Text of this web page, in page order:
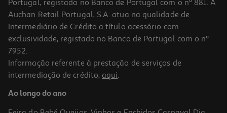
Portugal, registado no Banco de Portugal com o nº 881. A
Auchan Retail Portugal, S.A. atua na qualidade de
Intermediário de Crédito a título acessório com
exclusividade, registado no Banco de Portugal com o nº
7952.
Informação referente à prestação de serviços de
intermediação de crédito, aqui.
Ao longo do ano